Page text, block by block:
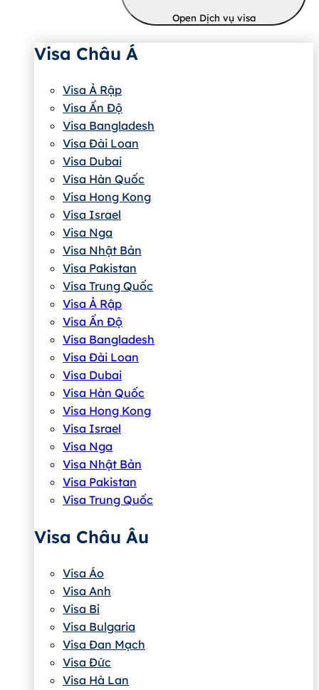
Open Dịch vụ visa
Visa Châu Á
Visa Ả Rập
Visa Ấn Độ
Visa Bangladesh
Visa Đài Loan
Visa Dubai
Visa Hàn Quốc
Visa Hong Kong
Visa Israel
Visa Nga
Visa Nhật Bản
Visa Pakistan
Visa Trung Quốc
Visa Ả Rập
Visa Ấn Độ
Visa Bangladesh
Visa Đài Loan
Visa Dubai
Visa Hàn Quốc
Visa Hong Kong
Visa Israel
Visa Nga
Visa Nhật Bản
Visa Pakistan
Visa Trung Quốc
Visa Châu Âu
Visa Áo
Visa Anh
Visa Bỉ
Visa Bulgaria
Visa Đan Mạch
Visa Đức
Visa Hà Lan